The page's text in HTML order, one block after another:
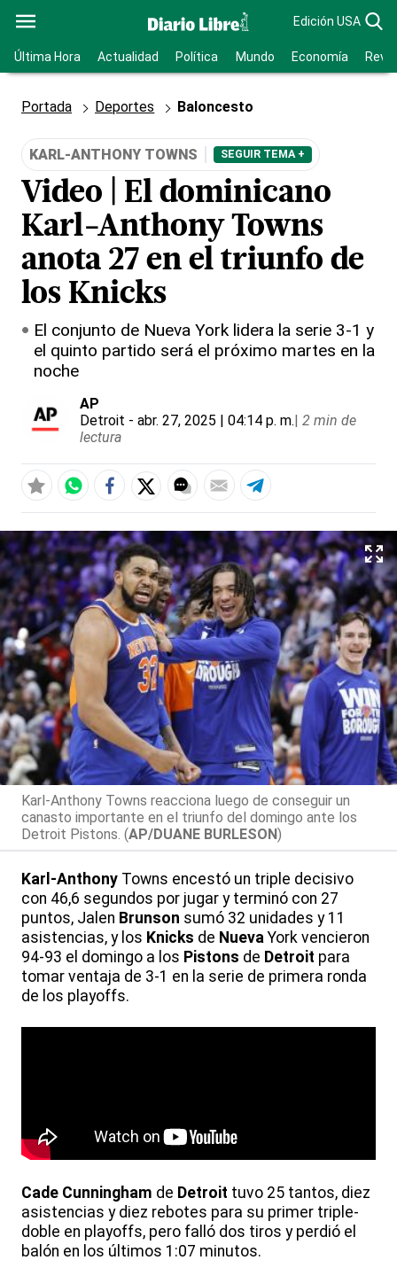
Edición USA
Última Hora Actualidad Política Mundo Economía
Portada Deportes Baloncesto
KARL-ANTHONY TOWNS SEGUIR TEMA +
Video | El dominicano
Karl-Anthony Towns
anota 27 en el triunfo de
los Knicks
El conjunto de Nueva York lidera la serie 3-1 y
el quinto partido será el próximo martes en la
noche
AP
Detroit - abr. 27, 2025 | 04:14 p. m.| 2 min de
lectura
Karl-Anthony Towns reacciona luego de conseguir un
canasto importante en el triunfo del domingo ante los
Detroit Pistons. (AP/DUANE BURLESON)
Karl-Anthony Towns encestó un triple decisivo
con 46,6 segundos por jugar y terminó con 27
puntos, Jalen Brunson sumó 32 unidades y 11
asistencias, y los Knicks de NuevaYork vencieron
94-93 el domingo a los Pistons de Detroit para
tomar ventaja de 3-1 en la serie de primera ronda
de los playoffs.
Cade Cunningham de Detroit tuvo 25 tantos, diez
asistencias y diez rebotes para su primer triple-
doble en playoffs, pero falló dos tiros y perdió el
balón en los últimos 1:07 minutos.